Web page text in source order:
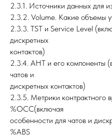
2.3.1. Источники данных для
2.3.2. Volume. Какие объемы
2.3.3. TST и Service Level
дискретных
контактов)
2.3.4. AHT и его компоненты
чатов и
дискретных контактов)
2.3.5. Метрики контрактного
%OCC(включая
особенности для чатов и
%ABS